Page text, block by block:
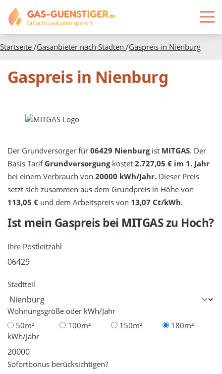
Startseite /Gasanbieter nach Städten /Gaspreis in Nienburg
Gaspreis in Nienburg
Der Grundversorger für06429 Nienburgist MITGAS. Der
Basis Tarif Grundversorgungkostet2.727,05 € im 1. Jahr
bei einem Verbrauch von20000 kWh/Jahr. Dieser Preis
setzt sich zusammen aus dem Grundpreis in Höhe von
113,05 € und dem Arbeitspreis von 13,07 Ct/kWh.
Ist mein Gaspreis bei MITGASzu Hoch?
Ihre Postleitzahl
Stadtteil
Wohnungsgröße oder kWh/Jahr
50m²
100m² 150m²
180m²
kWh/Jahr
Sofortbonus berücksichtigen?